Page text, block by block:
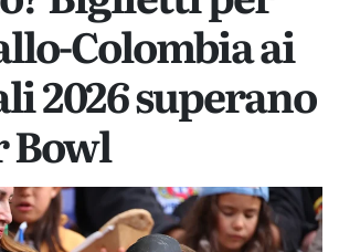
Colombia ai
2026 superano
Bowl